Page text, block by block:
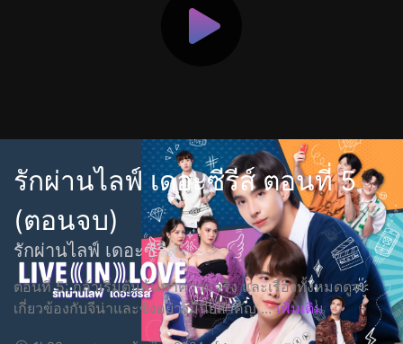
รักผ่านไลฟ์ เดอะซีรีส์ ตอนที่ 5
(ตอนจบ)
รักผ่านไลฟ์ เดอะซีรีส์
ตอนที่ 5: กล้าเริ่มต้นค้นหาความจริง และเรื่องทั้งหมดดูจะ
เกี่ยวข้องกับจีน่าและขิงอย่างมีนัยสำคัญ ... เพิ่มเติม